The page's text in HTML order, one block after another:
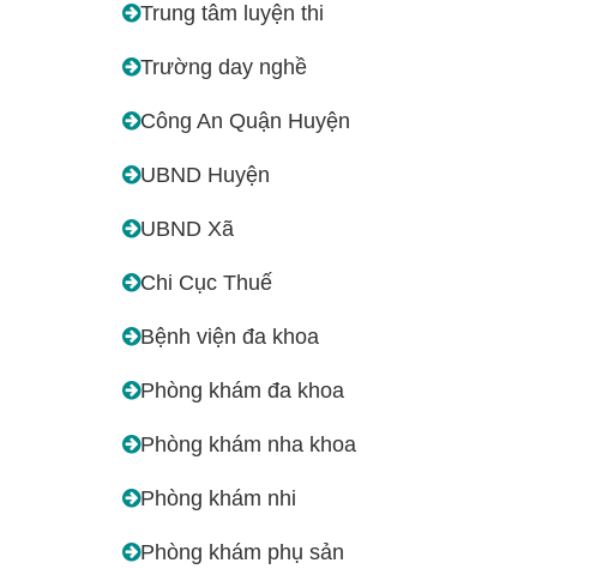
Trung tâm luyện thi
Trường day nghề
Công An Quận Huyện
UBND Huyện
UBND Xã
Chi Cục Thuế
Bệnh viện đa khoa
Phòng khám đa khoa
Phòng khám nha khoa
Phòng khám nhi
Phòng khám phụ sản